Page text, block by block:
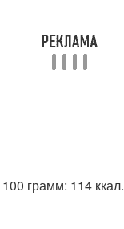
грамм: 114 ккал.